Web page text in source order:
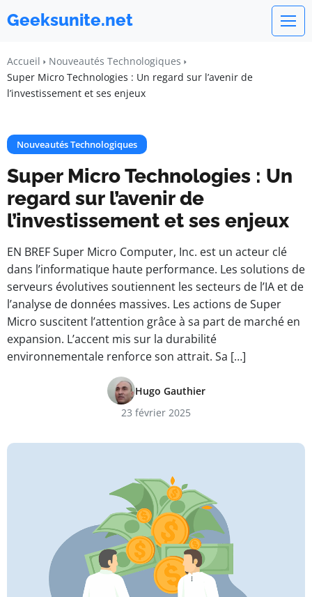
Geeksunite.net
Accueil
Nouveautés Technologiques
Super Micro Technologies : Un regard sur l’avenir de
l’investissement et ses enjeux
Nouveautés Technologiques
Super Micro Technologies : Un
regard sur l’avenir de
l’investissement et ses enjeux
EN BREF Super Micro Computer, Inc. est un acteur clé
dans l’informatique haute performance. Les solutions de
serveurs évolutives soutiennent les secteurs de l’IA et de
l’analyse de données massives. Les actions de Super
Micro suscitent l’attention grâce à sa part de marché en
expansion. L’accent mis sur la durabilité
environnementale renforce son attrait. Sa […]
Hugo Gauthier
23 février 2025